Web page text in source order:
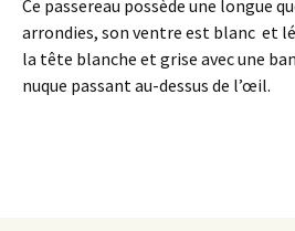
Ce passereau possède une longue
arrondies, son ventre est blanc et
la tête blanche et grise avec une
nuque passant au-dessus de l’œil.